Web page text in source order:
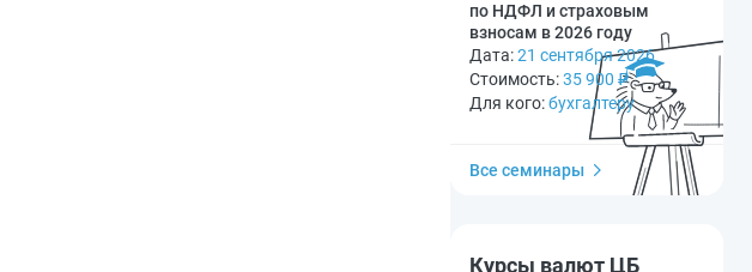
по НДФЛ и страховым
взносам в 2026 году
Дата:21 сентября 2026
Стоимость:35 900 ₽
Для кого:бухгалтеру
Все семинары
Курсы валют ЦБ